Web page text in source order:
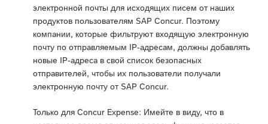
электронной почты для исходящих писем от наших
продуктов пользователям SAP Concur. Поэтому
компании, которые фильтруют входящую электронную
почту по отправляемым IP-адресам, должны добавлять
новые IP-адреса в свой список безопасных
отправителей, чтобы их пользователи получали
электронную почту от SAP Concur.
Только для Concur Expense: Имейте в виду, что в